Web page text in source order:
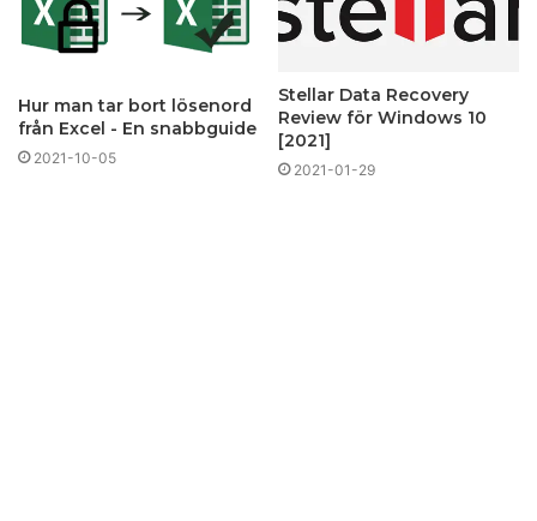
Hur man tar bort lösenord
från Excel - En snabbguide
2021-10-05
Stellar Data Recovery
Review för Windows 10
[2021]
2021-01-29